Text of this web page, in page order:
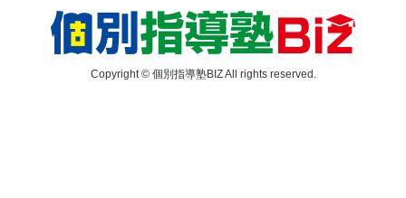
Copyright © 個別指導塾BIZ All rights reserved.